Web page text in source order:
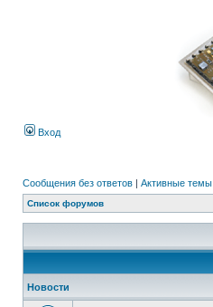
Вход
Сообщения без ответов | Активные темы
Список форумов
Новости